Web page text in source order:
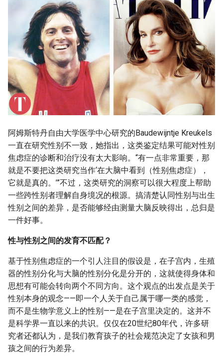
阿姆斯特丹自由大学医学中心研究的Baudewijntje Kreukels
一直在研究性别不一致，她指出，这类鉴定结果可能对性别
焦虑症的诊断和治疗没有太大影响。“有一点非常重要，那
就是不要把这类研究当作‘在大脑中看到（性别焦虑症），
它就是真的。’”不过，这类研究的洞察可以很大程度上帮助
一些跨性别者理解自身境况的根源。搞清楚认同性别与出生
性别之间的差异，是否能够经由测量大脑反映得出，总归是
一件好事。
性与性别之间的发育不匹配？
基于性别焦虑症的一个引人注目的假设是，在子宫内，生殖
器的性别分化与大脑的性别分化是分开的，这就使得身体和
思想有可能会转向两个不同方向。这个观点的出发点是关于
性别本身的观念——即一个人关于自己属于哪一类的感觉，
而不是生物学意义上的性别——是在子宫里决定的。这并不
是科学界一直以来的共识。仅仅在20世纪80年代，许多研
究者还都认为，是我们教育孩子的社会规范决定了女孩和男
孩之间的行为差异。